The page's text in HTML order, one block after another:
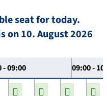
seat for today.
on 10. August 2026
- 09:00 09:00 -